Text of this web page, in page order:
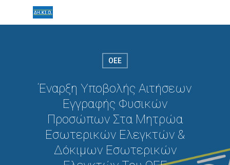
ΟΕΕ
Έναρξη Υποβολής Αιτήσεων
Εγγραφής Φυσικών
Προσώπων Στα Μητρώα
Εσωτερικών Ελεγκτών &
Δόκιμων Εσωτερικών